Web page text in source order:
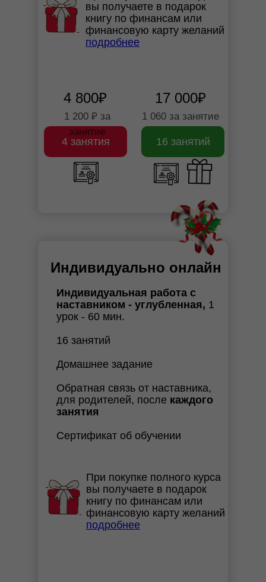
4 занятия
Индивидуально онлайн
16 занятий
При покупке полного курса
вы получаете в подарок
книгу по финансам или
финансовую карту желаний
подробнее
Индивидуальная работа с
наставником - углубленная, 1
урок - 60 мин.
16 занятий
Домашнее задание
Обратная связь от наставника,
для родителей, после каждого
занятия
Сертификат об обучении
1 200 ₽ за
занятие
4 800₽
1 060 за занятие
17 000₽
вы получаете в подарок
книгу по финансам или
финансовую карту желаний
подробнее